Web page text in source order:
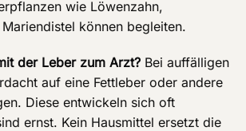
wie Löwenzahn,
können begleiten.
der Leber zum Arzt? Bei auffälligen
auf eine Fettleber oder andere
Diese entwickeln sich oft
ernst. Kein Hausmittel ersetzt die